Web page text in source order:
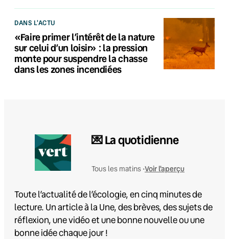
DANS L'ACTU
«Faire primer l’intérêt de la nature
sur celui d’un loisir» : la pression
monte pour suspendre la chasse
dans les zones incendiées
💌 La quotidienne
Tous les matins •Voir l'aperçu
Toute l’actualité de l’écologie, en cinq minutes de
lecture. Un article à la Une, des brèves, des sujets de
réflexion, une vidéo et une bonne nouvelle ou une
bonne idée chaque jour !